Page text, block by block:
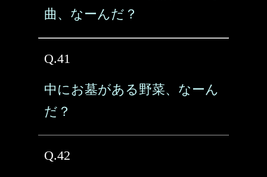
曲、なーんだ？
Q.41
中にお墓がある野菜、なーん
だ？
Q.42